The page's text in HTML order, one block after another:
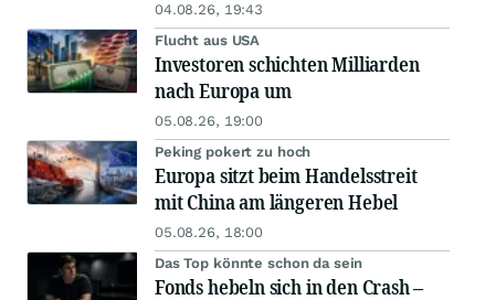
04.08.26, 19:43
Flucht aus USA
Investoren schichten Milliarden
nach Europa um
05.08.26, 19:00
Peking pokert zu hoch
Europa sitzt beim Handelsstreit
mit China am längeren Hebel
05.08.26, 18:00
Das Top könnte schon da sein
Fonds hebeln sich in den Crash –